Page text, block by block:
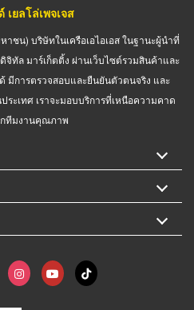
เยลโล่เพจเจส
ชน) บริษัทในเครือเอไอเอส ในฐานะผู้นำที่
ทัล มาร์เก็ตติ้ง ผ่านเว็บไซต์รวมสินค้าและ
มีการตรวจสอบและยืนยันตัวตนจริง และ
ะเทศ เราจะมอบบริการที่เหนือความคาด
ทีมงานคุณภาพ